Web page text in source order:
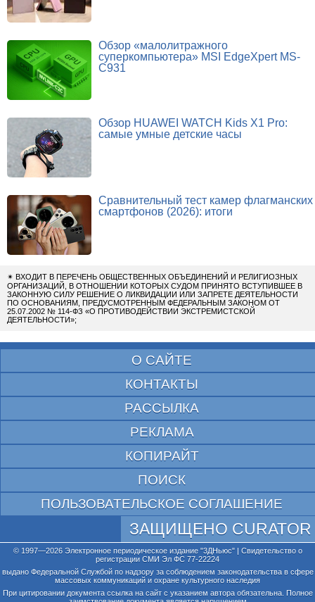
Обзор «малолитражного
суперкомпьютера» MSI EdgeXpert MS-
C931
Обзор HUAWEI WATCH Kids X1 Pro:
самые умные детские часы
Сравнительный тест камер флагманских
смартфонов (2026): итоги
✴ ВХОДИТ В ПЕРЕЧЕНЬ ОБЩЕСТВЕННЫХ ОБЪЕДИНЕНИЙ И РЕЛИГИОЗНЫХ
ОРГАНИЗАЦИЙ, В ОТНОШЕНИИ КОТОРЫХ СУДОМ ПРИНЯТО ВСТУПИВШЕЕ В
ЗАКОННУЮ СИЛУ РЕШЕНИЕ О ЛИКВИДАЦИИ ИЛИ ЗАПРЕТЕ ДЕЯТЕЛЬНОСТИ
ПО ОСНОВАНИЯМ, ПРЕДУСМОТРЕННЫМ ФЕДЕРАЛЬНЫМ ЗАКОНОМ ОТ
25.07.2002 № 114-ФЗ «О ПРОТИВОДЕЙСТВИИ ЭКСТРЕМИСТСКОЙ
ДЕЯТЕЛЬНОСТИ»;
О САЙТЕ
КОНТАКТЫ
РАССЫЛКА
РЕКЛАМА
КОПИРАЙТ
ПОИСК
ПОЛЬЗОВАТЕЛЬСКОЕ СОГЛАШЕНИЕ
ЗАЩИЩЕНО CURATOR
© 1997—2026 Электронное периодическое издание "3ДНьюс" | Свидетельство о
регистрации СМИ Эл ФС 77-22224
выдано Федеральной Службой по надзору за соблюдением законодательства в сфере
массовых коммуникаций и охране культурного наследия
При цитировании документа ссылка на сайт с указанием автора обязательна. Полное